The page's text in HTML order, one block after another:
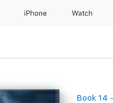
iPhone Watch
Book 14